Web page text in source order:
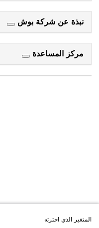
المتغير الذي اخترته
نبذة عن شركة بوش
مركز المساعدة